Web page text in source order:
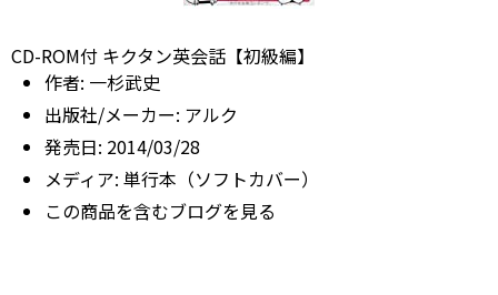
CD-ROM付 キクタン英会話【初級編】
作者: 一杉武史
出版社/メーカー: アルク
発売日: 2014/03/28
メディア: 単行本（ソフトカバー）
この商品を含むブログを見る